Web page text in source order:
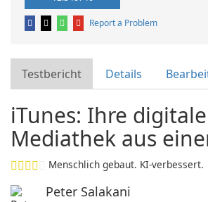
Report a Problem
Testbericht Details
iTunes: Ihre digitale
Mediathek aus
Menschlich gebaut. KI-verbessert.
Peter Salakani